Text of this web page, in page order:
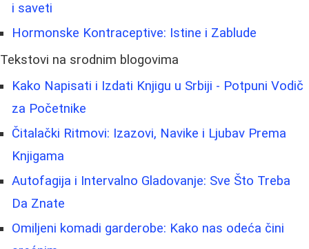
i saveti
Hormonske Kontraceptive: Istine i Zablude
Tekstovi na srodnim blogovima
Kako Napisati i Izdati Knjigu u Srbiji - Potpuni Vodič
za Početnike
Čitalački Ritmovi: Izazovi, Navike i Ljubav Prema
Knjigama
Autofagija i Intervalno Gladovanje: Sve Što Treba
Da Znate
Omiljeni komadi garderobe: Kako nas odeća čini